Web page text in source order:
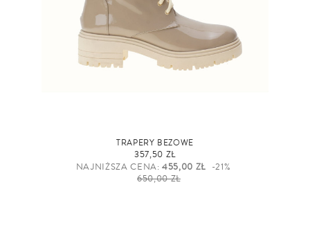
TRAPERY BEŻOWE
357,50 ZŁ
NAJNIŻSZA CENA:455,00 ZŁ -21%
650,00 ZŁ